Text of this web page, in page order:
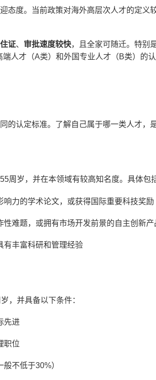
态度。当前政策对海外高层次人才的定义
证、 审批速度较快，且全家可随迁。特别
人才（A类）和外国专业人才（B类）的
的认定标准。了解自己属于哪一类人才，
周岁，并在本领域有较高知名度。具体包
响力的学术论文，或获得国际重要科技奖励
性难题，或拥有市场开发前景的自主创新产
有丰富科研和管理经验
，并具备以下条件：
先进
职位
不低于30%）